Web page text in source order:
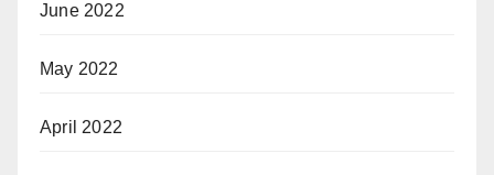
June 2022
May 2022
April 2022